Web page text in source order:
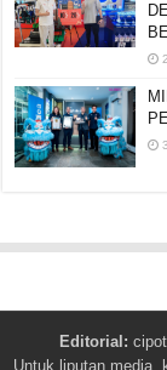
Editorial:
Untuk liputan media,